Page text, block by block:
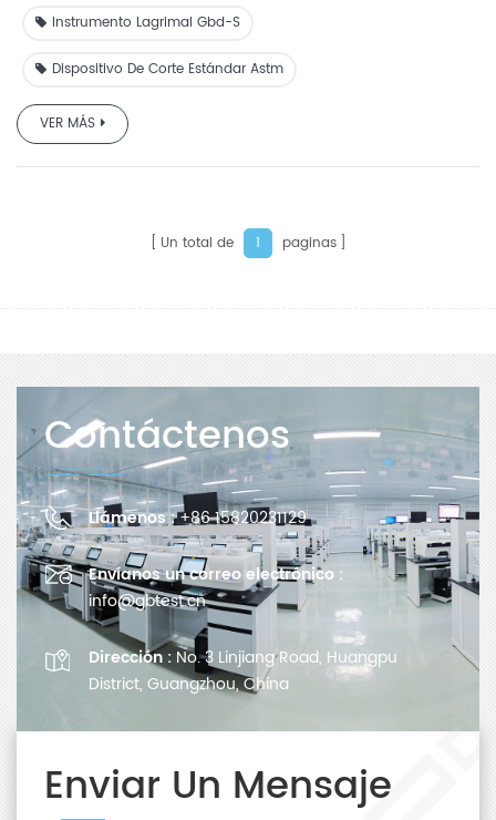
Instrumento Lagrimal Gbd-S
Dispositivo De Corte Estándar Astm
VER MÁS
Un total de 1 paginas
Contáctenos
Llámenos :+86 15820231129
Envíanos un correo electrónico :
info@gbtest.cn
Dirección : No. 3 Linjiang Road, Huangpu
District, Guangzhou, China
Enviar Un Mensaje